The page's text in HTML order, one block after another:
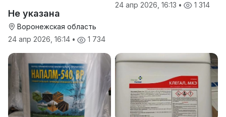
Не указана
Воронежская область
24 апр 2026, 16:14 • 1 734
24 апр 2026, 16:13 • 1 314